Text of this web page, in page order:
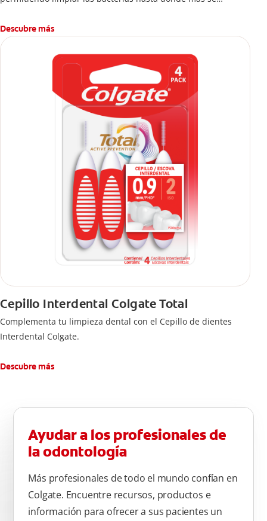
Descubre más
Cepillo Interdental Colgate Total
Complementa tu limpieza dental con el Cepillo de dientes
Interdental Colgate.
Descubre más
Ayudar a los profesionales de
la odontología
Más profesionales de todo el mundo confían en
Colgate. Encuentre recursos, productos e
información para ofrecer a sus pacientes un